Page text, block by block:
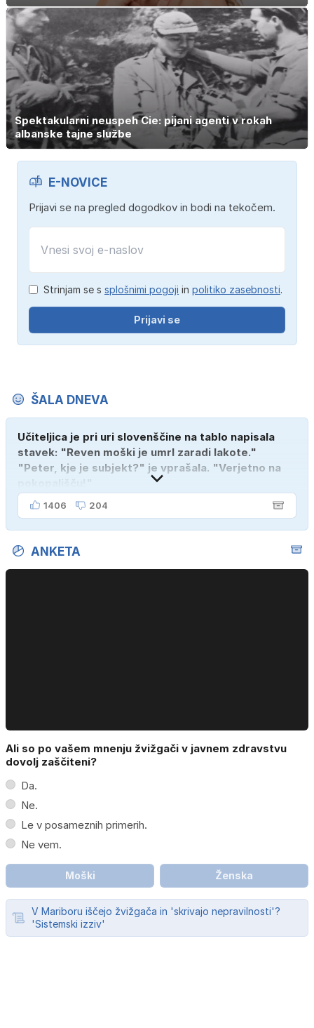
Spektakularni neuspeh Cie: pijani agenti v rokah
albanske tajne službe
E-NOVICE
Prijavi se na pregled dogodkov in bodi na tekočem.
Strinjam se s splošnimi pogoji in politiko zasebnosti.
Prijavi se
ŠALA DNEVA
Učiteljica je pri uri slovenščine na tablo napisala
stavek: "Reven moški je umrl zaradi lakote."
"Peter, kje je subjekt?" je vprašala. "Verjetno na
1406 204
ANKETA
Ali so po vašem mnenju žvižgači v javnem zdravstvu
dovolj zaščiteni?
Da.
Ne.
Le v posameznih primerih.
Ne vem.
Moški Ženska
V Mariboru iščejo žvižgača in 'skrivajo nepravilnosti'?
'Sistemski izziv'